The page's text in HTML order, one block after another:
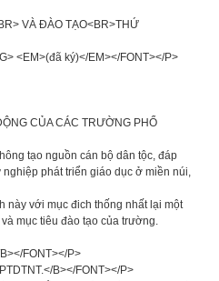
VÀ ĐÀO TẠO<BR>THỨ
<EM>(đã ký)</EM></FONT></P>
CỦA CÁC TRƯỜNG PHỔ
tạo nguồn cán bộ dân tộc, đáp
phát triển giáo dục ở miền núi,
này với mục đich thống nhất lại một
mục tiêu đào tạo của trường.
FONT></P>
B></FONT></P>